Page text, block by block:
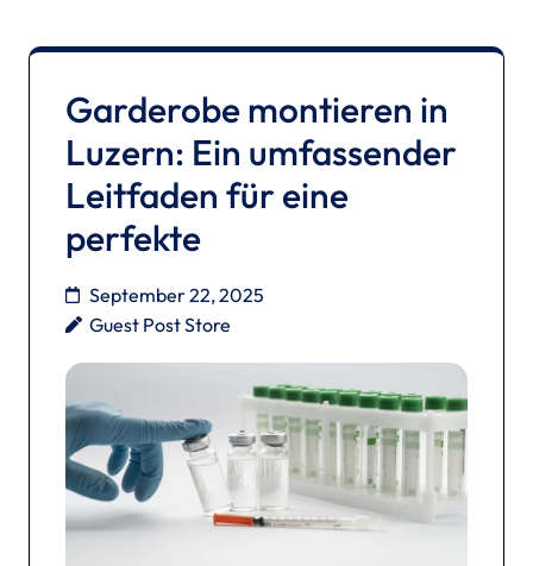
Garderobe montieren in
Luzern: Ein umfassender
Leitfaden für eine
perfekte
September 22, 2025
Guest Post Store